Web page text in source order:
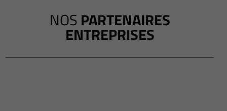
NOS PARTENAIRES
ENTREPRISES